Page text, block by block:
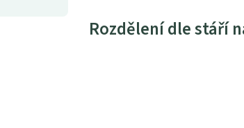
Rozdělení dle stáří